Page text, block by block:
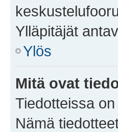
Ylläpitäjät
Ylös
Mitä ovat
Tiedotteissa
Nämä